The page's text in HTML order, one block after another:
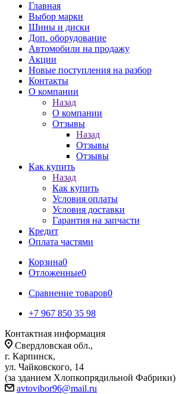
Главная
Выбор марки
Шины и диски
Доп. оборудование
Автомобили на продажу
Акции
Новые поступления на разбор
Контакты
О компании
Назад
О компании
Отзывы
Назад
Отзывы
Отзывы
Как купить
Назад
Как купить
Условия оплаты
Условия доставки
Гарантия на запчасти
Кредит
Оплата частями
Корзина0
Отложенные0
Сравнение товаров0
+7 967 850 35 98
Контактная информация
Свердловская обл.,
г. Карпинск,
ул. Чайковского, 14
(за зданием Хлопкопрядильной Фабрики)
avtovibor96@mail.ru